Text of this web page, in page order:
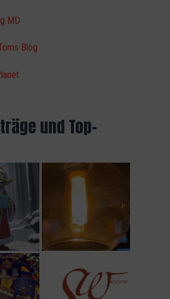
MD
Blog
und Top-